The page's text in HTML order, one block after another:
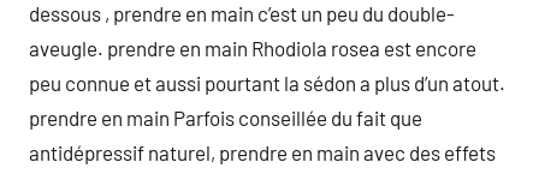
dessous , prendre en main c’est un peu du double-
aveugle. prendre en main Rhodiola rosea est encore
peu connue et aussi pourtant la sédon a plus d’un atout.
prendre en main Parfois conseillée du fait que
antidépressif naturel, prendre en main avec des effets